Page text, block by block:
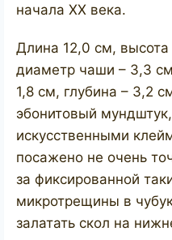
начала XX века.
Длина 12,0 см,
диаметр чаши – 3,3
1,8 см, глубина – 3,2
эбонитовый
искусственными
посажено не очень
за фиксированной
микротрещины в
залатать скол на